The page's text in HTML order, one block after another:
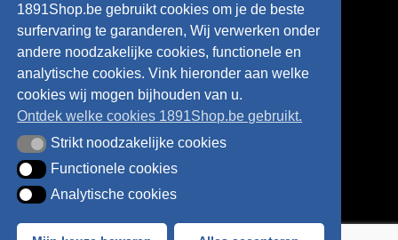
Retourneren
Algemene voorwaarden
BancontactVisa
1891Shop.be gebruikt cookies om je de beste
surfervaring te garanderen, Wij verwerken onder
andere noodzakelijke cookies, functionele en
analytische cookies. Vink hieronder aan welke
cookies wij mogen bijhouden van u.
Ontdek welke cookies 1891Shop.be gebruikt.
Strikt noodzakelijke cookies
Strikt noodzakelijke cookies
Functionele cookies
Functionele cookies
Analytische cookies
Analytische cookies